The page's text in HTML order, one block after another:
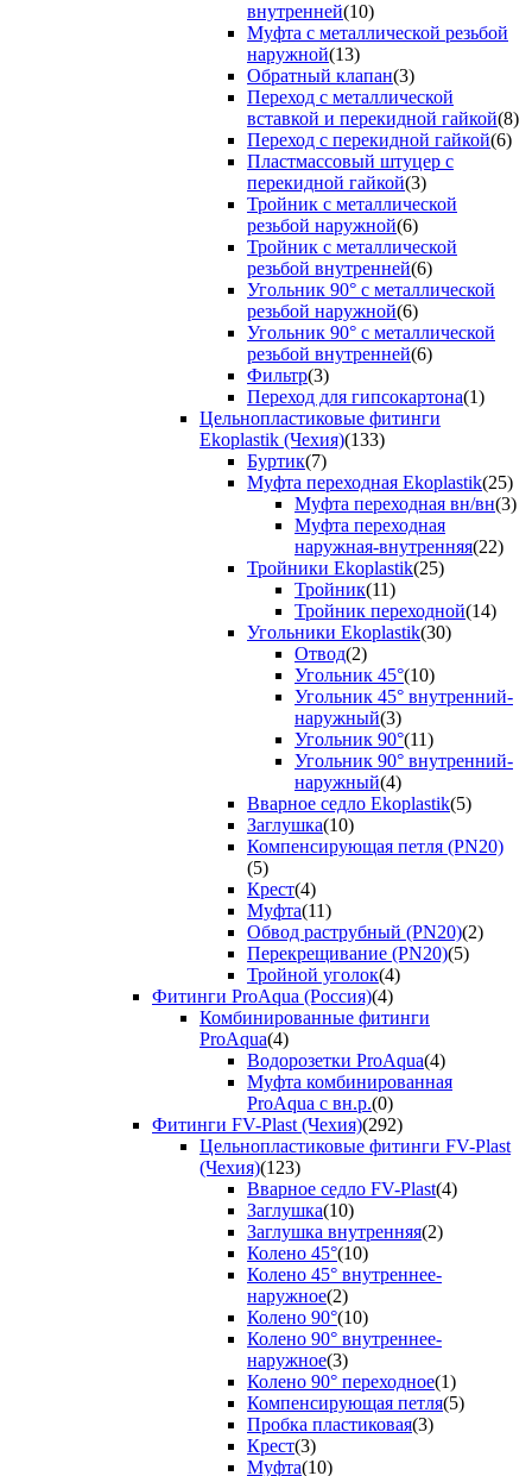
внутренней(10)
Муфта с металлической резьбой
наружной(13)
Обратный клапан(3)
Переход с металлической
вставкой и перекидной гайкой(8)
Переход с перекидной гайкой(6)
Пластмассовый штуцер с
перекидной гайкой(3)
Тройник с металлической
резьбой наружной(6)
Тройник с металлической
резьбой внутренней(6)
Угольник 90° с металлической
резьбой наружной(6)
Угольник 90° с металлической
резьбой внутренней(6)
Фильтр(3)
Переход для гипсокартона(1)
Цельнопластиковые фитинги
Ekoplastik (Чехия)(133)
Буртик(7)
Муфта переходная Ekoplastik(25)
Муфта переходная вн/вн(3)
Муфта переходная
наружная-внутренняя(22)
Тройники Ekoplastik(25)
Тройник(11)
Тройник переходной(14)
Угольники Ekoplastik(30)
Отвод(2)
Угольник 45°(10)
Угольник 45° внутренний-
наружный(3)
Угольник 90°(11)
Угольник 90° внутренний-
наружный(4)
Вварное седло Ekoplastik(5)
Заглушка(10)
Компенсирующая петля (PN20)
(5)
Крест(4)
Муфта(11)
Обвод раструбный (PN20)(2)
Перекрещивание (PN20)(5)
Тройной уголок(4)
Фитинги ProAqua (Россия)(4)
Комбинированные фитинги
ProAqua(4)
Водорозетки ProAqua(4)
Муфта комбинированная
ProAqua с вн.р.(0)
Фитинги FV-Plast (Чехия)(292)
Цельнопластиковые фитинги FV-Plast
(Чехия)(123)
Вварное седло FV-Plast(4)
Заглушка(10)
Заглушка внутренняя(2)
Колено 45°(10)
Колено 45° внутреннее-
наружное(2)
Колено 90°(10)
Колено 90° внутреннее-
наружное(3)
Колено 90° переходное(1)
Компенсирующая петля(5)
Пробка пластиковая(3)
Крест(3)
Муфта(10)